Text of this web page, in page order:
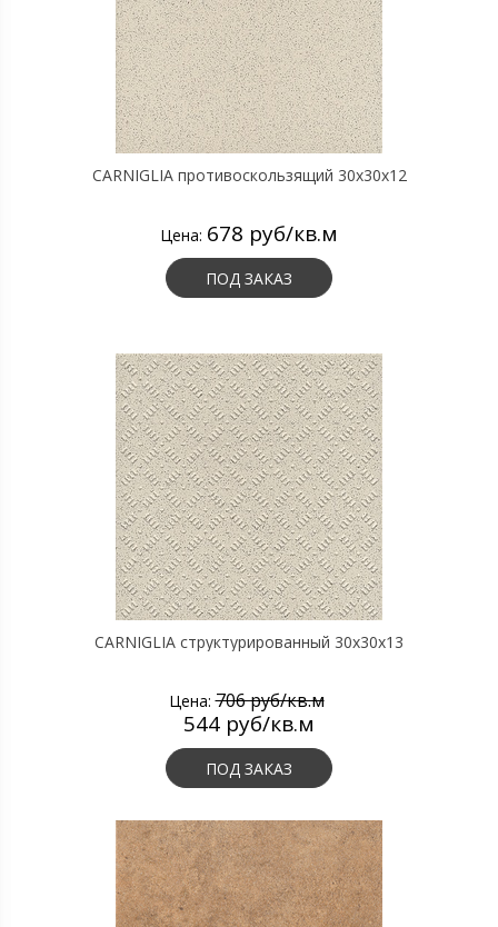
CARNIGLIA противоскользящий 30х30х12
Цена: 678 руб/кв.м
ПОД ЗАКАЗ
CARNIGLIA структурированный 30х30х13
Цена:706 руб/кв.м
544 руб/кв.м
ПОД ЗАКАЗ